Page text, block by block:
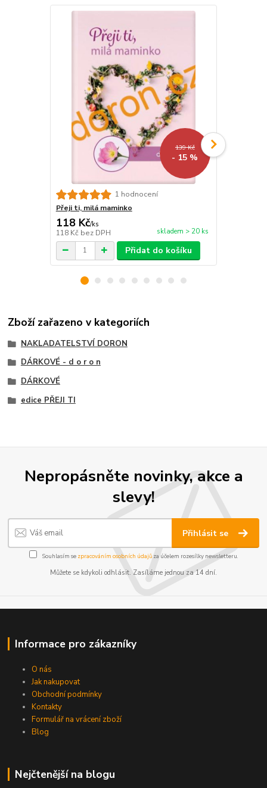
139 Kč
- 15 %
1 hodnocení
Přeji ti, milá maminko
118 Kč/ks
118 Kč bez DPH skladem > 20 ks
Přidat do košíku
Zboží zařazeno v kategoriích
NAKLADATELSTVÍ DORON
DÁRKOVÉ - d o r o n
DÁRKOVÉ
edice PŘEJI TI
Nepropásněte novinky, akce a
slevy!
Přihlásit se
Souhlasím se zpracováním osobních údajůza účelem rozesílky newsletteru.
Můžete se kdykoli odhlásit. Zasíláme jednou za 14 dní.
Informace pro zákazníky
O nás
Jak nakupovat
Obchodní podmínky
Kontakty
Formulář na vrácení zboží
Blog
Nejčtenější na blogu